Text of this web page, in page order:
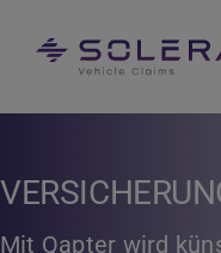
Mit Qapter wird